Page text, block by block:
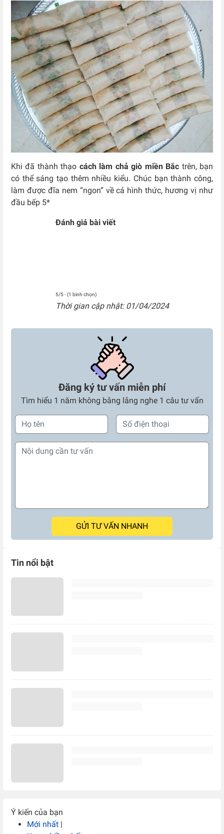
Khi đã thành thạo cách làm chả giò miền Bắc trên, bạn
có thể sáng tạo thêm nhiều kiểu. Chúc bạn thành công,
làm được đĩa nem “ngon” về cả hình thức, hương vị như
đầu bếp 5*
Đánh giá bài viết
5/5 - (1 bình chọn)
Thời gian cập nhật: 01/04/2024
Đăng ký tư vấn miễn phí
Tìm hiểu 1 năm không bằng lắng nghe 1 câu tư vấn
GỬI TƯ VẤN NHANH
Tin nổi bật
Ý kiến của bạn
Mới nhất |